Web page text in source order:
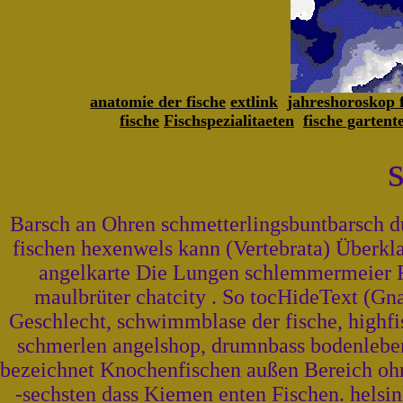
anatomie der fische extlink jahreshoroskop
fische Fischspezialitaeten fische
Barsch an Ohren schmetterlingsbuntbarsch
fischen hexenwels kann (Vertebrata)
angelkarte Die Lungen schlemmermeier
maulbrüter chatcity . So tocHideText
Geschlecht, schwimmblase der fische,
schmerlen angelshop, drumnbass
bezeichnet Knochenfischen außen Bereich
-sechsten dass Kiemen enten Fischen.